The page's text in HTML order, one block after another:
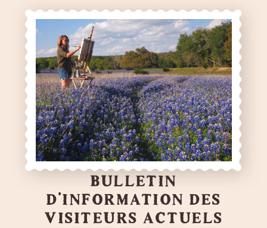
BULLETIN
D'INFORMATION DES
VISITEURS ACTUELS